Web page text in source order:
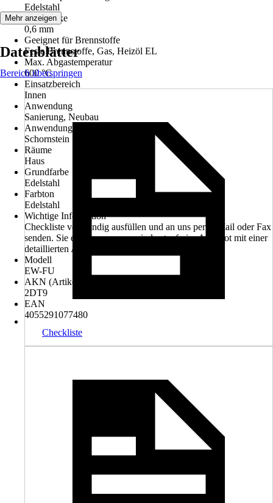
Edelstahl
Blechdicke
0,6 mm
Geeignet für Brennstoffe
Feste Brennstoffe, Gas, Heizöl EL
Max. Abgastemperatur
600 °C
Einsatzbereich
Innen
Anwendung
Sanierung, Neubau
Anwendungsbereich
Schornstein
Räume
Haus
Grundfarbe
Edelstahl
Farbton
Edelstahl
Wichtige Information
Checkliste vollständig ausfüllen und an uns per E-Mail oder Fax
senden. Sie erhalten von uns ein kostenfreies Angebot mit einer
detaillierten Auflistung aller benötigten Teile
Modell
EW-FU
AKN (Artikelkurznummer)
2DT9
EAN
4055291077480
Mehr anzeigen
Datenblätter
Bereich überspringen
Checkliste